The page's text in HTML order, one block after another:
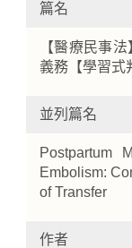
Home
篇名
【醫療民事
義務【學習式
並列篇名
Postpartum
Embolism:
of Transfer
作者